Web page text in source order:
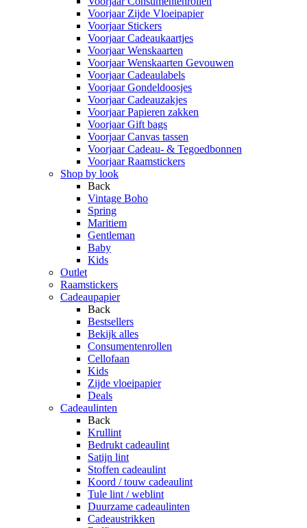
Voorjaar Zijde Vloeipapier
Voorjaar Stickers
Voorjaar Cadeaukaartjes
Voorjaar Wenskaarten
Voorjaar Wenskaarten Gevouwen
Voorjaar Cadeaulabels
Voorjaar Gondeldoosjes
Voorjaar Cadeauzakjes
Voorjaar Papieren zakken
Voorjaar Gift bags
Voorjaar Canvas tassen
Voorjaar Cadeau- & Tegoedbonnen
Voorjaar Raamstickers
Shop by look
Back
Vintage Boho
Spring
Maritiem
Gentleman
Baby
Kids
Outlet
Raamstickers
Cadeaupapier
Back
Bestsellers
Bekijk alles
Consumentenrollen
Cellofaan
Kids
Zijde vloeipapier
Deals
Cadeaulinten
Back
Krullint
Bedrukt cadeaulint
Satijn lint
Stoffen cadeaulint
Koord / touw cadeaulint
Tule lint / weblint
Duurzame cadeaulinten
Cadeaustrikken